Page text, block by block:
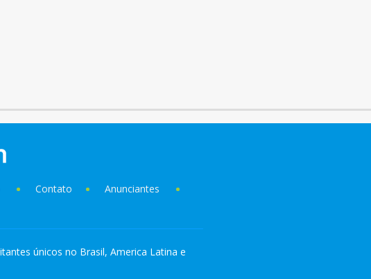
Contato
Anunciantes
únicos no Brasil, America Latina e